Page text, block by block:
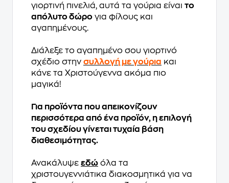
γιορτινή πινελιά, αυτά τα γούρια είναι το
απόλυτο δώρο για φίλους και
αγαπημένους.
Διάλεξε το αγαπημένο σου γιορτινό
σχέδιο στην συλλογή με γούρια και
κάνε τα Χριστούγεννα ακόμα πιο
μαγικά!
Για προϊόντα που απεικονίζουν
περισσότερα από ένα προϊόν, η επιλογή
του σχεδίου γίνεται τυχαία βάση
διαθεσιμότητας.
Ανακάλυψε εδώ όλα τα
χριστουγεννιάτικα διακοσμητικά για να